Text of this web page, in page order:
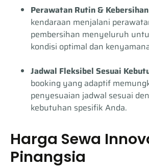
Perawatan Rutin &
kendaraan menjalani
pembersihan menyeluruh
kondisi optimal dan
Jadwal Fleksibel Sesuai
booking yang adaptif
penyesuaian jadwal sesuai
kebutuhan spesifik Anda.
Harga Sewa
Pinangsia